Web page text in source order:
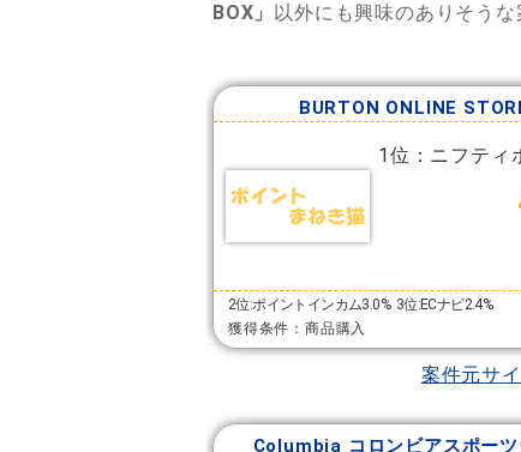
BOX」 以外にも興味のありそう
BURTON ONLINE
1位：ニフティ
2位:ポイントインカム3.0% 3位:ECナビ2.4%
獲得条件：商品購入
案件元サ
Columbia コロンビアスポー